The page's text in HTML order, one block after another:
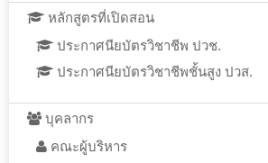
หลักสูตรที่เปิดสอน
ประกาศนียบัตรวิชาชีพ ปวช.
ประกาศนียบัตรวิชาชีพชั้นสูง ปวส.
บุคลากร
คณะผู้บริหาร